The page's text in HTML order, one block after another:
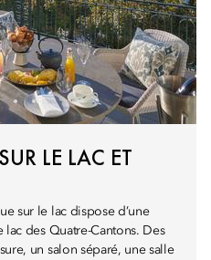
LE LAC ET
sur le lac dispose d’une
des Quatre-Cantons. Des
un salon séparé, une salle